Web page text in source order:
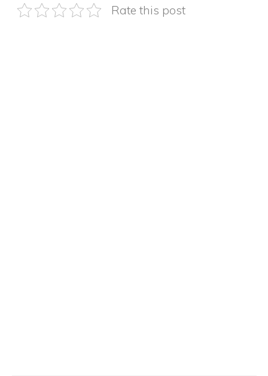
Rate this post